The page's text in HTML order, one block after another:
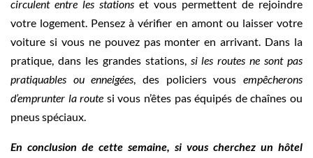
circulent entre les stations et vous permettent de rejoindre
votre logement. Pensez à vérifier en amont ou laisser votre
voiture si vous ne pouvez pas monter en arrivant. Dans la
pratique, dans les grandes stations, si les routes ne sont pas
pratiquables ou enneigées, des policiers vousempêcherons
d’emprunter la route si vous n’êtes pas équipés de chaînes ou
pneus spéciaux.
En conclusion de cette semaine, si vous cherchez un hôtel